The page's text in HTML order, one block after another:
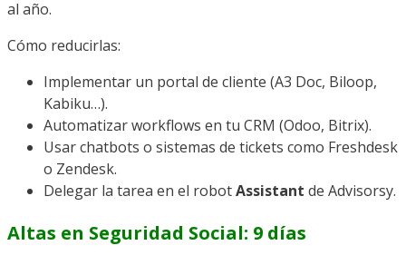
al año.
Cómo reducirlas:
Implementar un portal de cliente (A3 Doc, Biloop,
Kabiku…).
Automatizar workflows en tu CRM (Odoo, Bitrix).
Usar chatbots o sistemas de tickets como Freshdesk
o Zendesk.
Delegar la tarea en el robotAssistant de Advisorsy.
Altas en Seguridad Social: 9 días